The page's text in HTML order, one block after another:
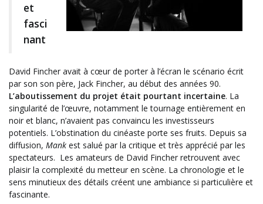
et
fasci
nant
David Fincher avait à cœur de porter à l’écran le scénario écrit
par son son père, Jack Fincher, au début des années 90.
L’aboutissement du projet était pourtant incertaine. La
singularité de l’œuvre, notamment le tournage entièrement en
noir et blanc, n’avaient pas convaincu les investisseurs
potentiels. L’obstination du cinéaste porte ses fruits. Depuis sa
diffusion, Mank est salué par la critique et très apprécié par les
spectateurs. Les amateurs de David Fincher retrouvent avec
plaisir la complexité du metteur en scène. La chronologie et le
sens minutieux des détails créent une ambiance si particulière et
fascinante.